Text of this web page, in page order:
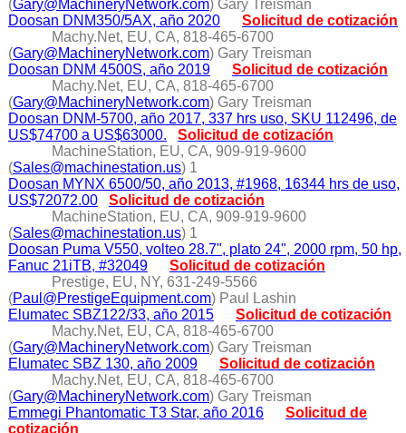
(Gary@MachineryNetwork.com) Gary Treisman
Doosan DNM350/5AX, año 2020
Solicitud de cotización
Machy.Net, EU, CA, 818-465-6700
(Gary@MachineryNetwork.com) Gary Treisman
Doosan DNM 4500S, año 2019
Solicitud de cotización
Machy.Net, EU, CA, 818-465-6700
(Gary@MachineryNetwork.com) Gary Treisman
Doosan DNM-5700, año 2017, 337 hrs uso, SKU 112496, de
US$74700 a US$63000.
Solicitud de cotización
MachineStation, EU, CA, 909-919-9600
(Sales@machinestation.us) 1
Doosan MYNX 6500/50, año 2013, #1968, 16344 hrs de uso,
US$72072.00
Solicitud de cotización
MachineStation, EU, CA, 909-919-9600
(Sales@machinestation.us) 1
Doosan Puma V550, volteo 28.7", plato 24", 2000 rpm, 50 hp,
Fanuc 21iTB, #32049
Solicitud de cotización
Prestige, EU, NY, 631-249-5566
(Paul@PrestigeEquipment.com) Paul Lashin
Elumatec SBZ122/33, año 2015
Solicitud de cotización
Machy.Net, EU, CA, 818-465-6700
(Gary@MachineryNetwork.com) Gary Treisman
Elumatec SBZ 130, año 2009
Solicitud de cotización
Machy.Net, EU, CA, 818-465-6700
(Gary@MachineryNetwork.com) Gary Treisman
Emmegi Phantomatic T3 Star, año 2016
Solicitud de
cotización